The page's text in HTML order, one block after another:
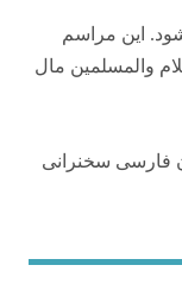
این مراسم
الاسلام والمسلمین مال
فارسی سخنرانی